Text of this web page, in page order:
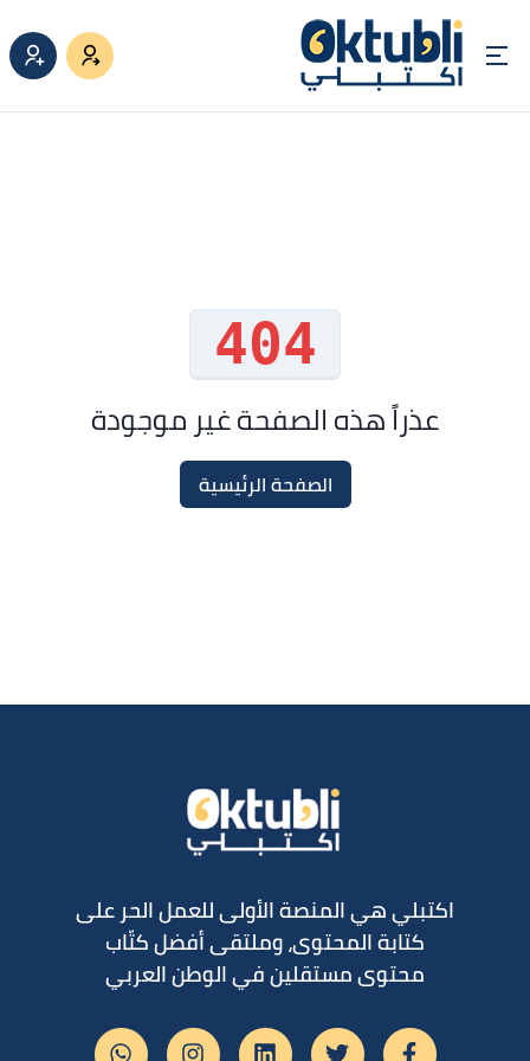
404
عذراً هذه الصفحة غير موجودة
الصفحة الرئيسية
اكتبلي هي المنصة الأولى للعمل الحر على
كتابة المحتوى، وملتقى أفضل كتّاب
محتوى مستقلين في الوطن العربي